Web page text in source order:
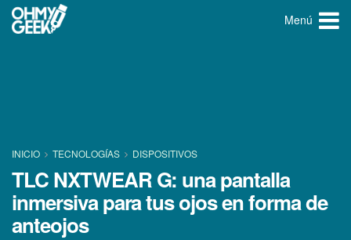
Menú
INICIO TECNOLOGÍ­AS DISPOSITIVOS
TLC NXTWEAR G: una pantalla
inmersiva para tus ojos en forma de
anteojos